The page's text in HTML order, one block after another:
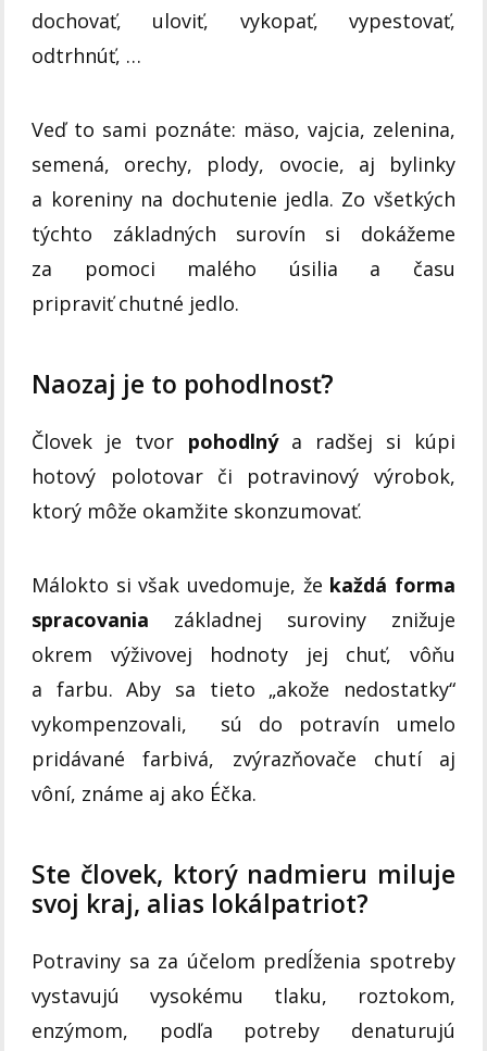
dochovať, uloviť, vykopať, vypestovať,
odtrhnúť, …
Veď to sami poznáte: mäso, vajcia, zelenina,
semená, orechy, plody, ovocie, aj bylinky
a koreniny na dochutenie jedla. Zo všetkých
týchto základných surovín si dokážeme
za pomoci malého úsilia a času
pripraviť chutné jedlo.
Naozaj je to pohodlnosť?
Človek je tvor pohodlnýa radšej si kúpi
hotový polotovar či potravinový výrobok,
ktorý môže okamžite skonzumovať.
Málokto si však uvedomuje, že každá forma
spracovania základnej suroviny znižuje
okrem výživovej hodnoty jej chuť, vôňu
a farbu. Aby sa tieto „akože nedostatky“
vykompenzovali, sú do potravín umelo
pridávané farbivá, zvýrazňovače chutí aj
vôní, známe aj ako Éčka.
Ste človek, ktorý nadmieru miluje
svoj kraj, alias lokálpatriot?
Potraviny sa za účelom predĺženia spotreby
vystavujú vysokému tlaku, roztokom,
enzýmom, podľa potreby denaturujú